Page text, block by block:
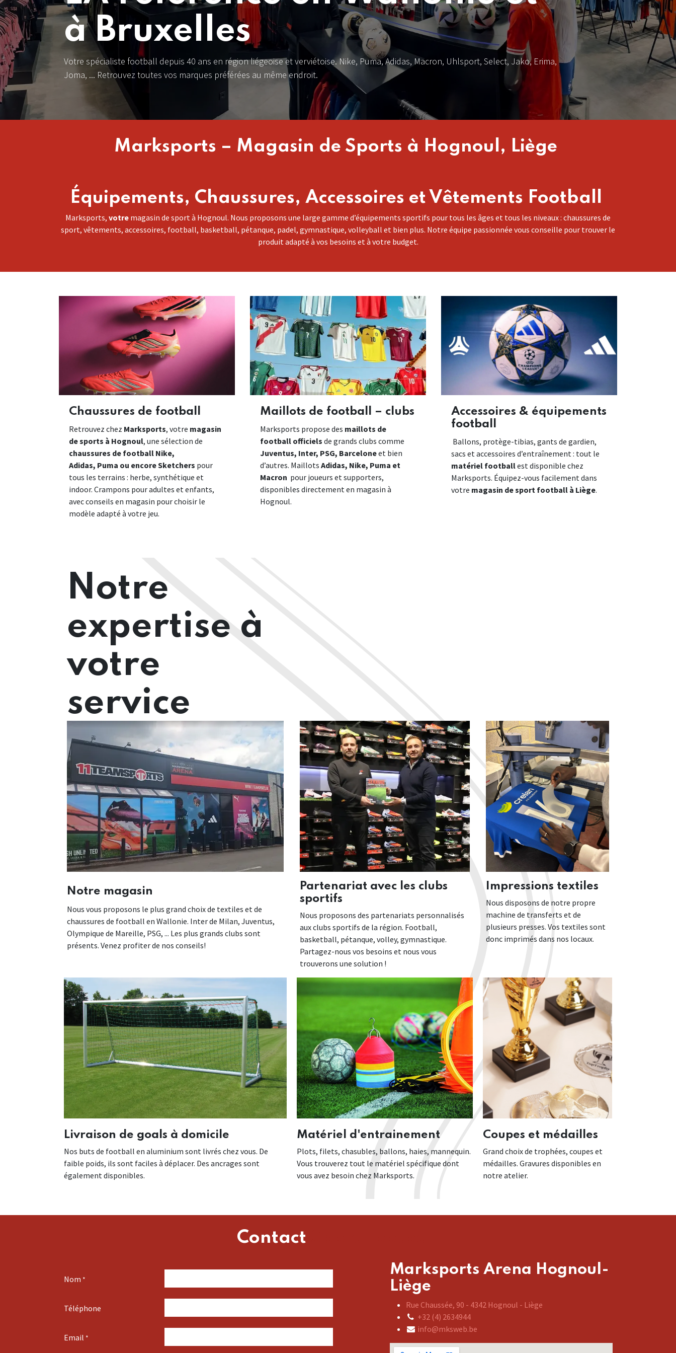
à Bruxelles
Votre spécialiste football depuis 40 ans en région liégeoise et verviétoise. Nike, Puma, Adidas, Macron, Uhlsport, Select, Jako, Erima,
Joma, ... Retrouvez t​outes vos marques préférées au m​ême endroit.
Marksports – Magasin de Sports à Hognoul, Liège
Équipements, Chaussures, Accessoires et Vêtements Football
Marksports, votre magasin de sport à Hognoul. Nous proposons une large gamme d’équipements sportifs pour tous les âges et tous les niveaux : chaussures de
sport, vêtements, accessoires, football, basketball, pétanque, padel, gymnastique, volleyball et bien plus. Notre équipe passionnée vous conseille pour trouver le
produit adapté à vos besoins et à votre budget.
Chaussures de football
Retrouvez chez Marksports, votre magasin
de sports à Hognoul, une sélection de
chaussures de football Nike,
Adidas, Puma ou encore Sketchers pour
tous les terrains : herbe, synthétique et
indoor. Crampons pour adultes et enfants,
avec conseils en magasin pour choisir le
modèle adapté à votre jeu.
Maillots de football – clubs
Marksports propose des maillots de
football officiels de grands clubs comme
Juventus, Inter, PSG, Barceloneet bien
d’autres. Maillots Adidas, Nike, Puma et
Macron pour joueurs et supporters,
disponibles directement en magasin à
Hognoul.
Accessoires & équipements
football
Ballons, protège-tibias, gants de gardien,
sacs et accessoires d’entraînement : tout le
matériel footballest disponible chez
Marksports. Équipez-vous facilement dans
votre magasin de sport football à Liège.
Notre
expertise à
votre
service
Marksports vous accompagne de A à Z dans tous vos projets
Notre magasin
Nous vous proposons le plus grand choix de textiles et de
chaussures de football en Wallonie. Inter de Milan, Juventus,
Olympique de Mareille, PSG, ... Les plus grands clubs sont
présents. Venez profiter de nos conseils!
Impressions textiles
Nous disposons de notre propre
machine de transferts et de
plusieurs presses. Vos textiles sont
donc imprimés dans nos locaux.
Partenariat avec les clubs
sportifs
Nous proposons des partenariats personnalisés
aux clubs sportifs de la région. Football,
basketball, pétanque, volley, gymnastique.
Partagez-nous vos besoins et nous vous
trouverons une solution !
Livraison de goals à domicile
Nos buts de football en aluminium sont livrés chez vous. De
faible poids, ils sont faciles à déplacer. Des ancrages sont
également disponibles.
Matériel d'entrainement
Plots, filets, chasubles, ballons, haies, mannequin.
Vous trouverez tout le matériel spécifique dont
vous avez besoin chez Marksports.
Coupes et médailles
Grand choix de trophées, coupes et
médailles. Gravures disponibles en
notre atelier.
Contact
Nom *
Téléphone
Email *
Marksports Arena Hognoul-
Liège
Rue Chaussée, 90 - 4342 Hognoul - Liège
+32 (4) 2634944
info@mksweb.be